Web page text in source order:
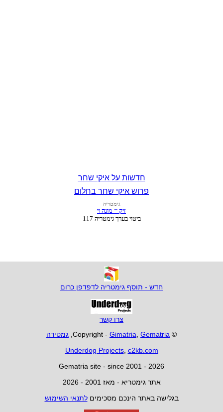
חדשות על איקי שחר
פרוש איקי שחר בחלום
חדש - תוסף גימטריה לדפדפן כרום
צרו קשר
© Copyright -
Gimatria, Gematria
, גמטירה
Underdog Projects, c2kb.com
Gematria site - since 2001 - 2026
אתר גימטריא - מאז 2001 - 2026
בגלישה באתר הינכם מסכימיםלתנאי השימוש